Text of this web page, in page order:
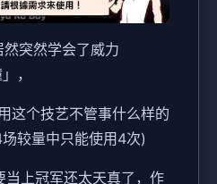
突然学会了威力
，
这个技艺不管事什么样的
较量中只能使用4次)
当上冠军还太天真了，作